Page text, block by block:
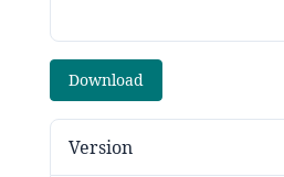
Download
Version